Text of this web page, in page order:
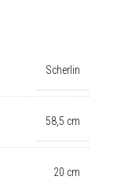
Scherlin
58,5 cm
20 cm